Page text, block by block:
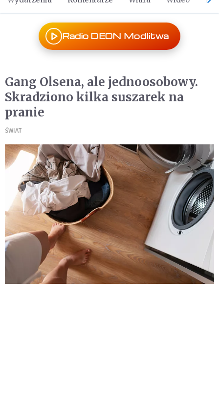
Radio DEON Modlitwa
Gang Olsena, ale jednoosobowy.
Skradziono kilka suszarek na
pranie
ŚWIAT